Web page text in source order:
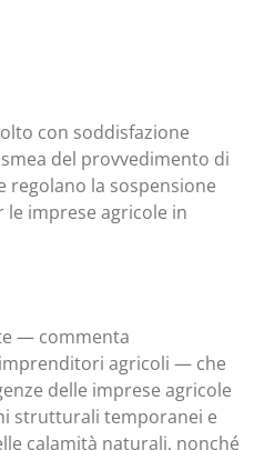
con sod­di­sfa­zio­ne
del prov­ve­di­men­to di
rego­la­no la sospen­sio­ne
impre­se agri­co­le in
— com­men­ta
impren­di­to­ri agri­co­li — che
del­le impre­se agri­co­le
strut­tu­ra­li tem­po­ra­nei e
cala­mi­tà natu­ra­li, non­ché